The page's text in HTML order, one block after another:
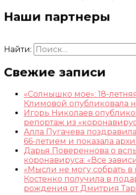
Наши партнеры
Найти:
Свежие записи
«Солнышко мое»: 18-
Климовой опубликовала
Игорь Николаев
репортаж из
Алла Пугачева
66-летием и показала
Дарья Повереннова о
коронавируса: «Все
«Мысли не могу собрать в
Костенко получила в
рождения от Дмитрия